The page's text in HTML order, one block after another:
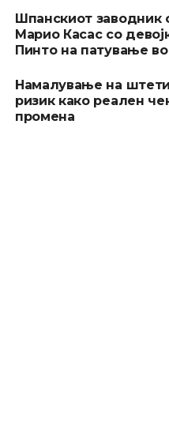
Шпанскиот заводник
Марио Касас со
Пинто на патување
Намалување на
ризик како реален
промена